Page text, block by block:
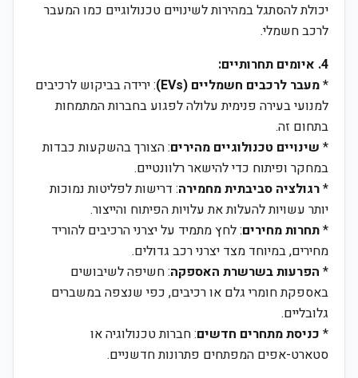
יכולת להסתגל במהירות לשינויים טכנולוגיים כמו המעבר
לרכב חשמלי.
4. איומים תחרותיים:
*מעבר לרכבים חשמליים (EVs)
: ירידה בביקוש לרכיבים
למנועי בעירה פנימית עלולה לפגוע בחברות המתמחות
בתחום זה.
* שינויים טכנולוגיים מהירים: הצורך בהשקעות כבדות
במחקר ופיתוח כדי להישאר רלוונטיים.
*רגולציה סביבתית מחמירה: דרישות לפליטות נמוכות
יותר עשויות להעלות את עלויות הפיתוח והייצור.
*תחרות מחירים: לחץ מתמיד על יצרני הרכיבים להוריד
מחירים, במיוחד מצד יצרני רכב גדולים.
* הפרעות בשרשרת האספקה: חשיפה לשיבושים
באספקת חומרי גלם או רכיבים, כפי שנצפה במשברים
גלובליים.
* כניסת מתחרים חדשים: חברות טכנולוגיה או
סטארט-אפים המפתחים פתרונות חדשניים.